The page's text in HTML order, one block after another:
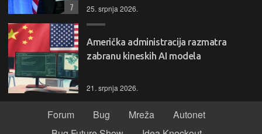
25. srpnja 2026.
7
Američka administracija razmatra
zabranu kineskih AI modela
21. srpnja 2026.
Forum Bug Mreža
Autonet